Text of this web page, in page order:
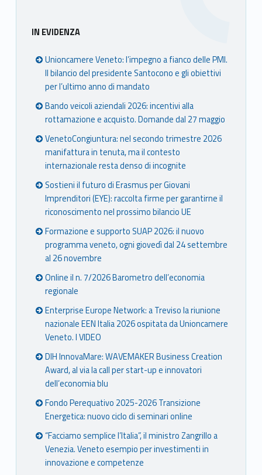
Sidebar
IN EVIDENZA
Unioncamere Veneto: l’impegno a fianco delle PMI.
Il bilancio del presidente Santocono e gli obiettivi
per l’ultimo anno di mandato
Bando veicoli aziendali 2026: incentivi alla
rottamazione e acquisto. Domande dal 27 maggio
VenetoCongiuntura: nel secondo trimestre 2026
manifattura in tenuta, ma il contesto
internazionale resta denso di incognite
Sostieni il futuro di Erasmus per Giovani
Imprenditori (EYE): raccolta firme per garantirne il
riconoscimento nel prossimo bilancio UE
Formazione e supporto SUAP 2026: il nuovo
programma veneto, ogni giovedì dal 24 settembre
al 26 novembre
Online il n. 7/2026 Barometro dell’economia
regionale
Enterprise Europe Network: a Treviso la riunione
nazionale EEN Italia 2026 ospitata da Unioncamere
Veneto. I VIDEO
DIH InnovaMare: WAVEMAKER Business Creation
Award, al via la call per start-up e innovatori
dell’economia blu
Fondo Perequativo 2025-2026 Transizione
Energetica: nuovo ciclo di seminari online
“Facciamo semplice l’Italia”, il ministro Zangrillo a
Venezia. Veneto esempio per investimenti in
innovazione e competenze